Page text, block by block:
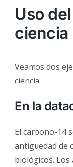
Uso
ciencia
Veamos dos
ciencia:
En la
El carbono-14
antigüedad de
biológicos. Los